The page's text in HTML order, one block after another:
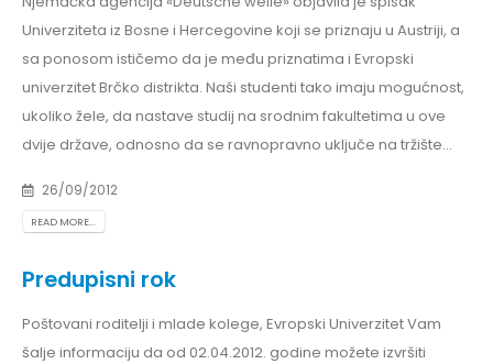
Univerziteta iz Bosne i Hercegovine koji se priznaju u Austriji, a
sa ponosom ističemo da je među priznatima i Evropski
univerzitet Brčko distrikta. Naši studenti tako imaju mogućnost,
ukoliko žele, da nastave studij na srodnim fakultetima u ove
dvije države, odnosno da se ravnopravno uključe na tržište...
26/09/2012
READ MORE...
Predupisni rok
Poštovani roditelji i mlade kolege, Evropski Univerzitet Vam
šalje informaciju da od 02.04.2012. godine možete izvršiti